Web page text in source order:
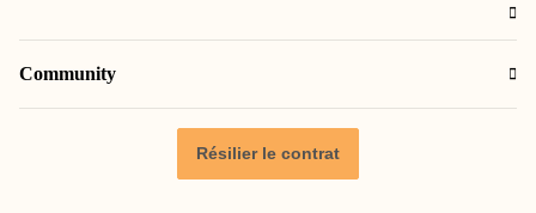
Community
Résilier le contrat